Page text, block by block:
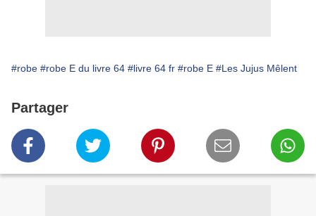
#robe #robe E du livre 64 #livre 64 fr #robe E #Les Jujus Mêlent
Partager